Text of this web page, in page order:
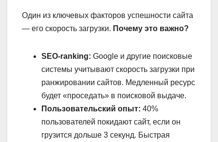
Один из ключевых факторов успешности сайта
— его скорость загрузки. Почему это важно?
SEO-ranking: Google и другие поисковые
системы учитывают скорость загрузки при
ранжировании сайтов. Медленный ресурс
будет «проседать» в поисковой выдаче.
Пользовательский опыт: 40%
пользователей покидают сайт, если он
грузится дольше 3 секунд. Быстрая